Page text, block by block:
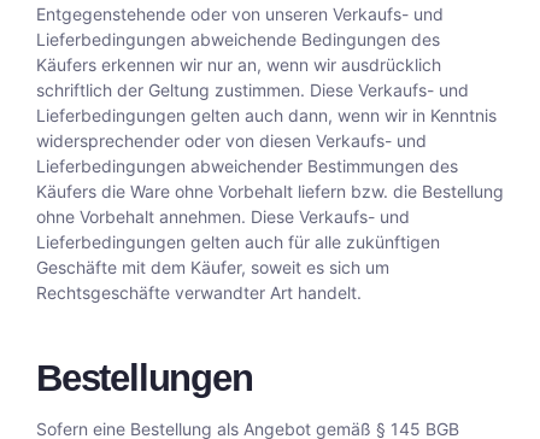
Entgegenstehende oder von unseren Verkaufs- und
Lieferbedingungen abweichende Bedingungen des
Käufers erkennen wir nur an, wenn wir ausdrücklich
schriftlich der Geltung zustimmen. Diese Verkaufs- und
Lieferbedingungen gelten auch dann, wenn wir in Kenntnis
widersprechender oder von diesen Verkaufs- und
Lieferbedingungen abweichender Bestimmungen des
Käufers die Ware ohne Vorbehalt liefern bzw. die Bestellung
ohne Vorbehalt annehmen. Diese Verkaufs- und
Lieferbedingungen gelten auch für alle zukünftigen
Geschäfte mit dem Käufer, soweit es sich um
Rechtsgeschäfte verwandter Art handelt.
Bestellungen
Sofern eine Bestellung als Angebot gemäß § 145 BGB